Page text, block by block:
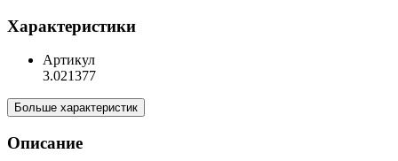
Характеристики
Артикул
3.021377
Больше характеристик
Описание